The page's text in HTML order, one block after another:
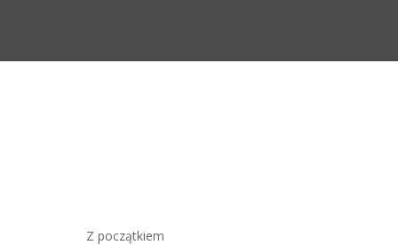
Z początkiem